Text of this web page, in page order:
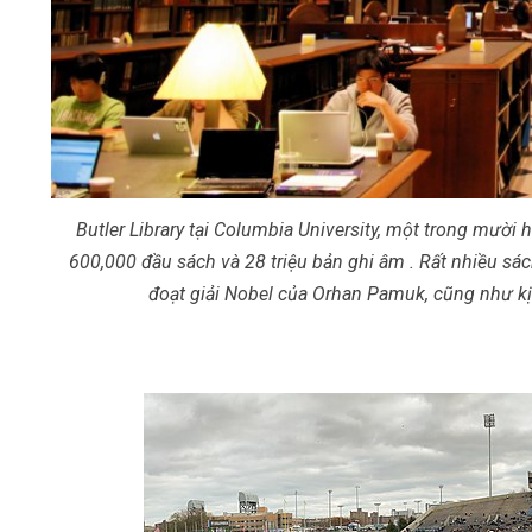
Butler Library tại Columbia University, một trong mười
600,000 đầu sách và 28 triệu bản ghi âm . Rất nhiều
đoạt giải Nobel của Orhan Pamuk, cũng như